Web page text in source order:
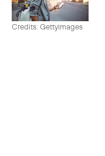
Credits: Gettyimages